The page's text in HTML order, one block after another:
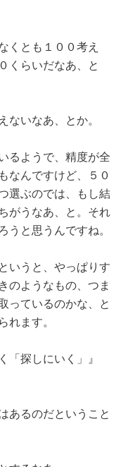
くとも１００考え
くらいだなあ、と
いなあ、とか。
るようで、精度が全
なんですけど、５０
選ぶのでは、もし結
がうなあ、と。それ
と思うんですね。
いうと、やっぱりす
のようなもの、つま
っているのかな、と
ます。
「探しにいく」』
あるのだということ